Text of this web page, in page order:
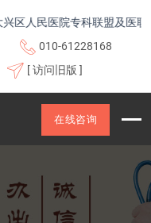
医院专科联盟及医联体成员
010-61228168
[ 访问旧版 ]
在线咨询